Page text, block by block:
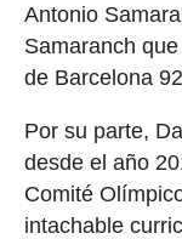
Antonio
Samaranch
de Barcelona
Por su parte,
desde el año
Comité
intachable